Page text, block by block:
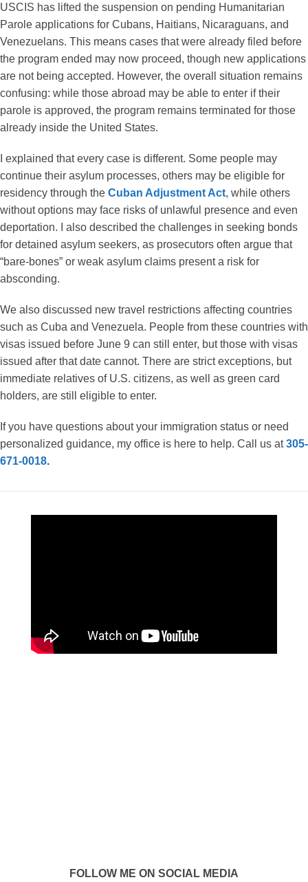
USCIS has lifted the suspension on pending Humanitarian
Parole applications for Cubans, Haitians, Nicaraguans, and
Venezuelans. This means cases that were already filed before
the program ended may now proceed, though new applications
are not being accepted. However, the overall situation remains
confusing: while those abroad may be able to enter if their
parole is approved, the program remains terminated for those
already inside the United States.
I explained that every case is different. Some people may
continue their asylum processes, others may be eligible for
residency through the Cuban Adjustment Act, while others
without options may face risks of unlawful presence and even
deportation. I also described the challenges in seeking bonds
for detained asylum seekers, as prosecutors often argue that
“bare-bones” or weak asylum claims present a risk for
absconding.
We also discussed new travel restrictions affecting countries
such as Cuba and Venezuela. People from these countries with
visas issued before June 9 can still enter, but those with visas
issued after that date cannot. There are strict exceptions, but
immediate relatives of U.S. citizens, as well as green card
holders, are still eligible to enter.
If you have questions about your immigration status or need
personalized guidance, my office is here to help. Call us at305-
671-0018.
FOLLOW ME ON SOCIAL MEDIA